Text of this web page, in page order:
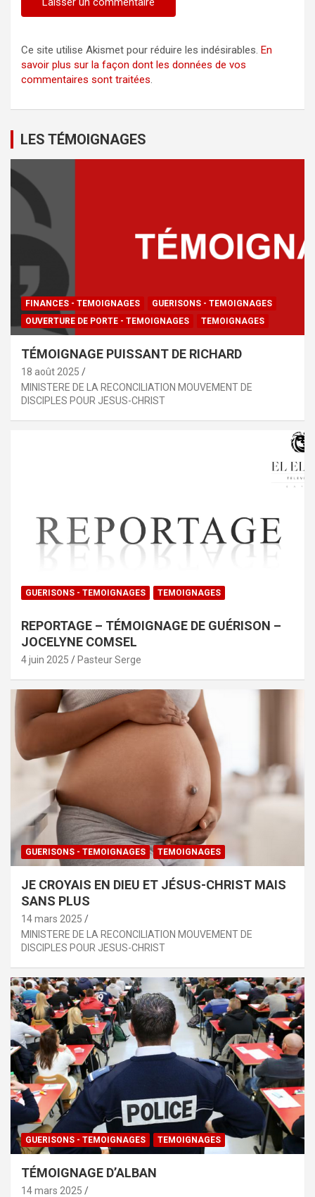
Ce site utilise Akismet pour réduire les indésirables. En
savoir plus sur la façon dont les données de vos
commentaires sont traitées.
LES TÉMOIGNAGES
FINANCES - TEMOIGNAGES
GUERISONS - TEMOIGNAGES
OUVERTURE DE PORTE - TEMOIGNAGES
TEMOIGNAGES
TÉMOIGNAGE PUISSANT DE RICHARD
18 août 2025
MINISTERE DE LA RECONCILIATION MOUVEMENT DE
DISCIPLES POUR JESUS-CHRIST
GUERISONS - TEMOIGNAGES TEMOIGNAGES
REPORTAGE – TÉMOIGNAGE DE GUÉRISON –
JOCELYNE COMSEL
4 juin 2025 Pasteur Serge
GUERISONS - TEMOIGNAGES TEMOIGNAGES
JE CROYAIS EN DIEU ET JÉSUS-CHRIST MAIS
SANS PLUS
14 mars 2025
MINISTERE DE LA RECONCILIATION MOUVEMENT DE
DISCIPLES POUR JESUS-CHRIST
GUERISONS - TEMOIGNAGES TEMOIGNAGES
TÉMOIGNAGE D’ALBAN
14 mars 2025